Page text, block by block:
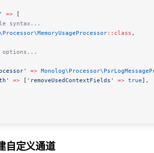
=> [
syntax...
MemoryUsageProcessor:: class ,
=> Monolog\Processor\
=> [ 'removeUsedContextFields' => true],
自定义通道